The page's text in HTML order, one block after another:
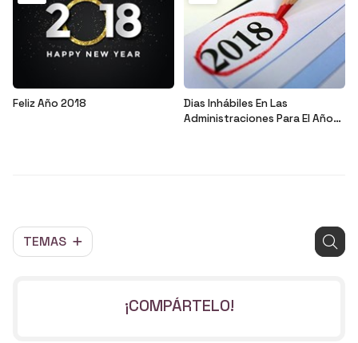
TEMAS
Feliz Año 2018
Dias Inhábiles En Las
Administraciones Para El Año
¡COMPÁRTELO!